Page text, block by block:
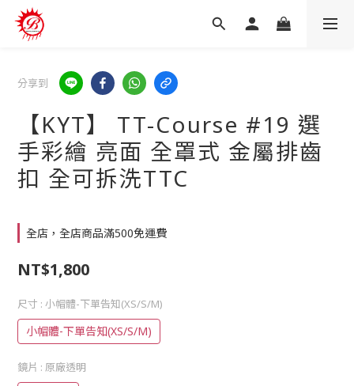
分享到
【KYT】 TT-Course #19 選
手彩繪 亮面 全罩式 金屬排齒
扣 全可拆洗TTC
全店，全店商品滿500免運費
NT$1,800
尺寸 : 小帽體-下單告知(XS/S/M)
小帽體-下單告知(XS/S/M)
鏡片 : 原廠透明